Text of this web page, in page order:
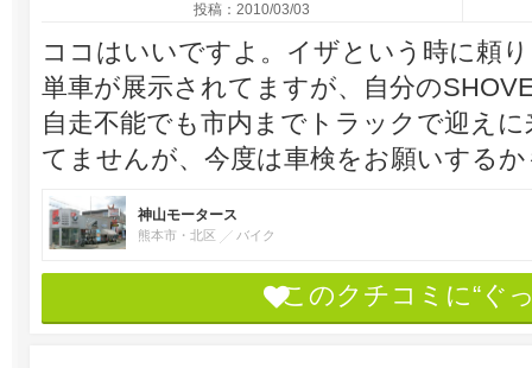
投稿：2010/03/03
ココはいいですよ。イザという時に頼
単車が展示されてますが、自分の
自走不能でも市内までトラックで迎え
てませんが、今度は車検をお願いする
神山モータース
熊本市・北区 バイク
このクチコミに“ぐ